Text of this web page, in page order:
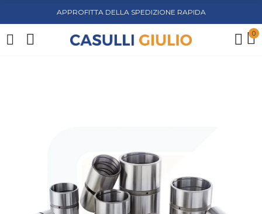
APPROFITTA DELLA SPEDIZIONE RAPIDA
0